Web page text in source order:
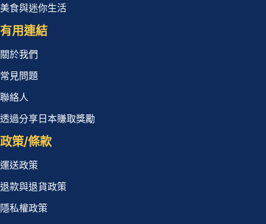
美食與迷你生活
有用連結
關於我們
常見問題
聯絡人
透過分享日本賺取獎勵
政策/條款
運送政策
退款與退貨政策
隱私權政策